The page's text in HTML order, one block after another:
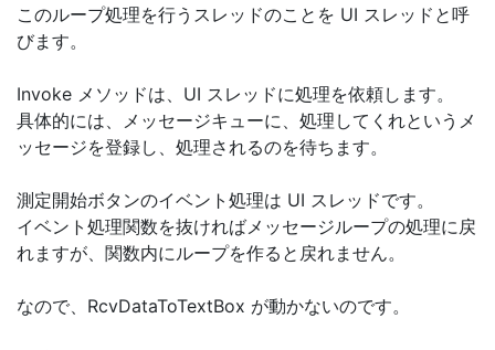
このループ処理を行うスレッドのことを UI スレッドと呼
びます。
Invoke メソッドは、UI スレッドに処理を依頼します。
具体的には、メッセージキューに、処理してくれというメ
ッセージを登録し、処理されるのを待ちます。
測定開始ボタンのイベント処理は UI スレッドです。
イベント処理関数を抜ければメッセージループの処理に戻
れますが、関数内にループを作ると戻れません。
なので、RcvDataToTextBox が動かないのです。